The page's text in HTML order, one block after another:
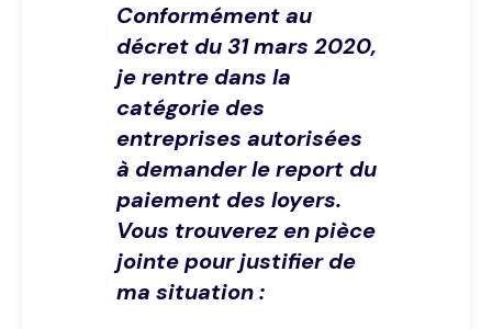
Conformément au
décret du 31 mars 2020,
je rentre dans la
catégorie des
entreprises autorisées
à demander le report du
paiement des loyers.
Vous trouverez en pièce
jointe pour justifier de
ma situation :